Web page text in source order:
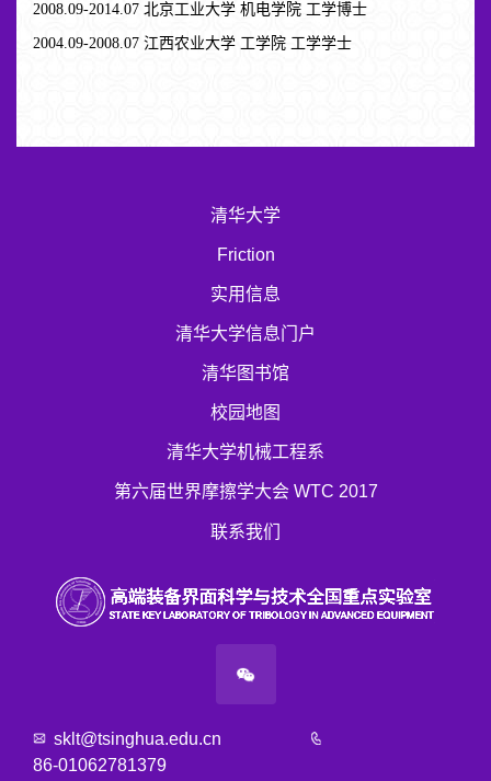
2008.09-2014.07 北京工业大学 机电学院 工学博士
2004.09-2008.07 江西农业大学 工学院 工学学士
清华大学
Friction
实用信息
清华大学信息门户
清华图书馆
校园地图
清华大学机械工程系
第六届世界摩擦学大会 WTC 2017
联系我们
sklt@tsinghua.edu.cn
86-01062781379